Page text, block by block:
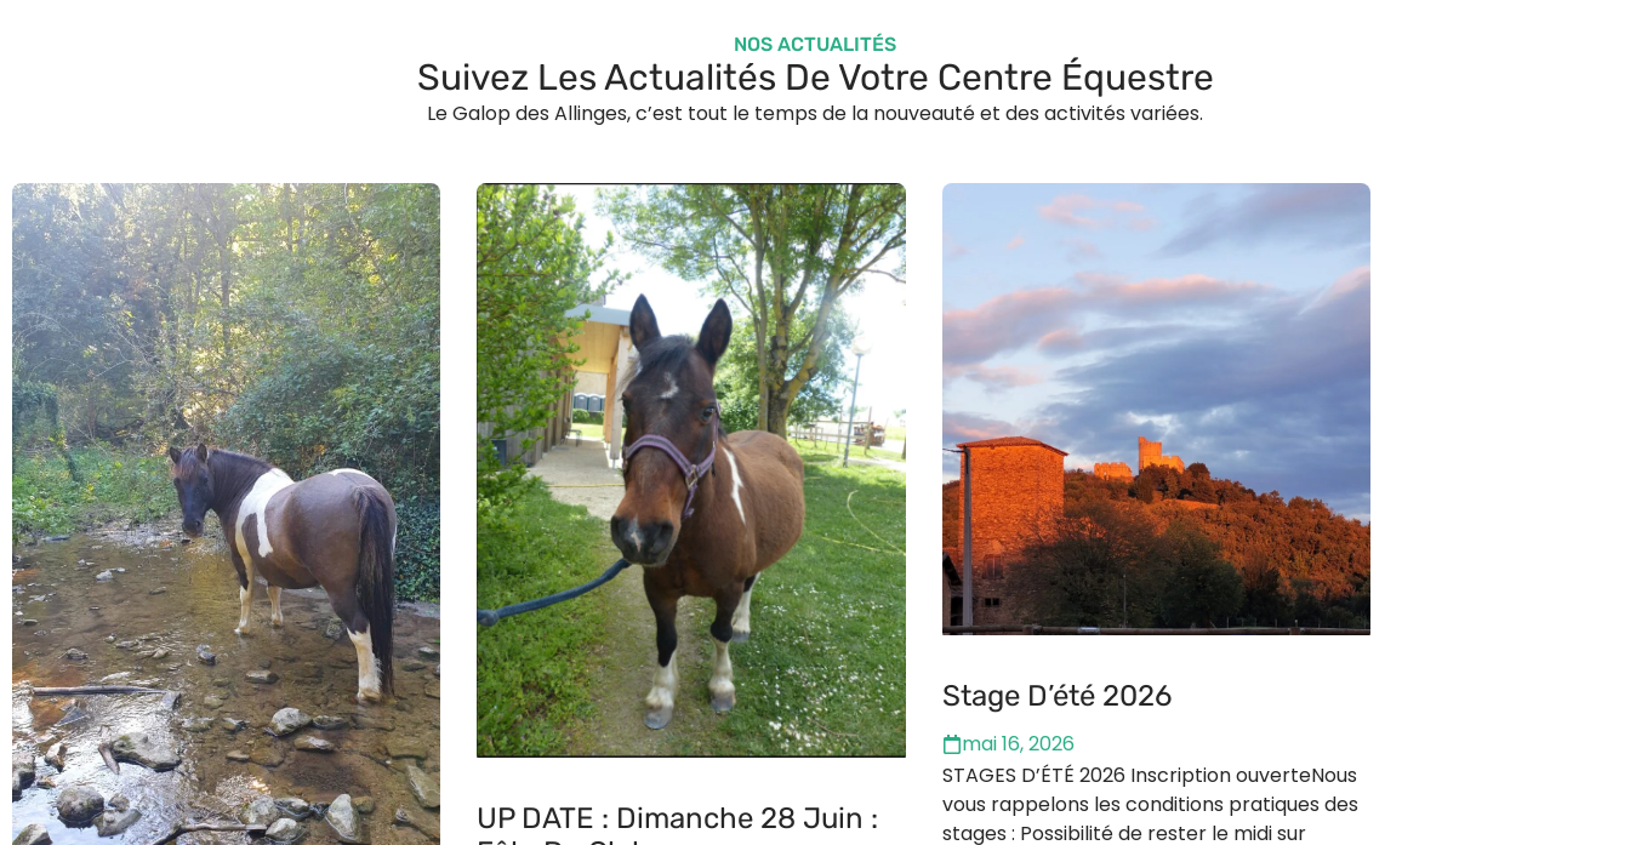
NOS ACTUALITÉS
Suivez Les Actualités De Votre Centre Équestre
Le Galop des Allinges, c’est tout le temps de la nouveauté et des activités variées.
UP DATE : Dimanche 28 Juin :
Stage D’été 2026
mai 16, 2026
STAGES D’ÉTÉ 2026 Inscription ouverteNous
vous rappelons les conditions pratiques des
stages : Possibilité de rester le midi sur